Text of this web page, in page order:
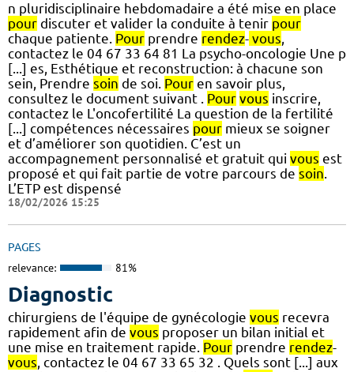
n pluridisciplinaire hebdomadaire a été mise en place
pour discuter et valider la conduite à tenir pour
chaque patiente. Pour prendre rendez- vous,
contactez le 04 67 33 64 81 La psycho-oncologie Une p
[...] es, Esthétique et reconstruction: à chacune son
sein, Prendre soin de soi. Pour en savoir plus,
consultez le document suivant . Pour vous inscrire,
contactez le L'oncofertilité La question de la fertilité
[...] compétences nécessaires pour mieux se soigner
et d’améliorer son quotidien. C’est un
accompagnement personnalisé et gratuit qui vous est
proposé et qui fait partie de votre parcours de soin.
L’ETP est dispensé
18/02/2026 15:25
PAGES
relevance: 81%
Diagnostic
chirurgiens de l'équipe de gynécologie vous recevra
rapidement afin de vous proposer un bilan initial et
une mise en traitement rapide. Pour prendre rendez-
vous , contactez le 04 67 33 65 32 . Quels sont [...] aux